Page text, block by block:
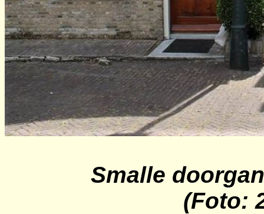
Smalle
(Foto: